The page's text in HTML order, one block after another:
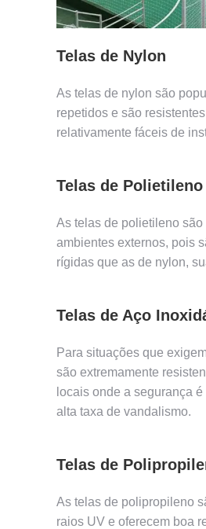
Telas de Nylon
As telas de nylon são
repetidos e são
relativamente fáceis de
Telas de Polietileno
As telas de polietileno
ambientes externos, pois
rígidas que as de nylon,
Telas de Aço
Para situações que
são extremamente
locais onde a segurança
alta taxa de vandalismo.
Telas de
As telas de polipropileno
raios UV e oferecem boa